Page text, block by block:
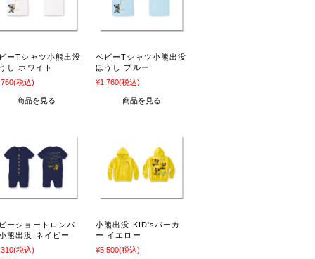
ーTシャツ小熊出没
し ホワイト
(税込)
商品を見る
ベビーTシャツ小熊出没
ほうし ブルー
¥1,760(税込)
商品を見る
ーショートロンパ
熊出没 ネイビー
(税込)
小熊出没 KID'sパーカ
ー イエロー
¥5,500(税込)